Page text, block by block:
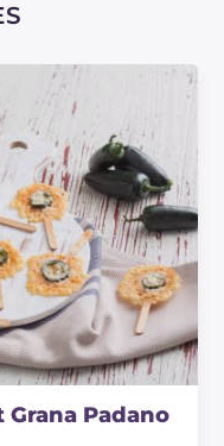
Padano